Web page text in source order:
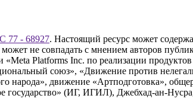
- 68927. Настоящий ресурс может
не совпадать с мнением авторов
Platforms Inc. по реализации
союз», «Движение против
народа», движение «Артподготовка»,
(ИГ, ИГИЛ), Джебхад-ан-